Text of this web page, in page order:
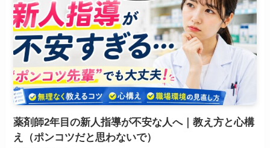
薬剤師2年目の新人指導が不安な人へ｜教え方と心構
え（ポンコツだと思わないで）